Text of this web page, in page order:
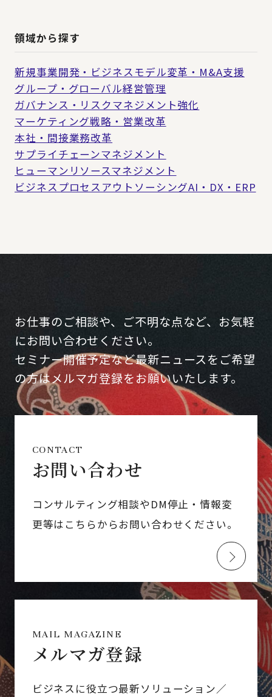
領域から探す
新規事業開発・ビジネスモデル変革・M&A支援
グループ・グローバル経営管理
ガバナンス・リスクマネジメント強化
マーケティング戦略・営業改革
本社・間接業務改革
サプライチェーンマネジメント
ヒューマンリソースマネジメント
ビジネスプロセスアウトソーシングAI・DX・ERP
お仕事のご相談や、ご不明な点など、お気軽
にお問い合わせください。
セミナー開催予定など最新ニュースをご希望
の方はメルマガ登録をお願いいたします。
CONTACT
お問い合わせ
コンサルティング相談やDM停止・情報変
更等はこちらからお問い合わせください。
MAIL MAGAZINE
メルマガ登録
ビジネスに役立つ最新ソリューション／